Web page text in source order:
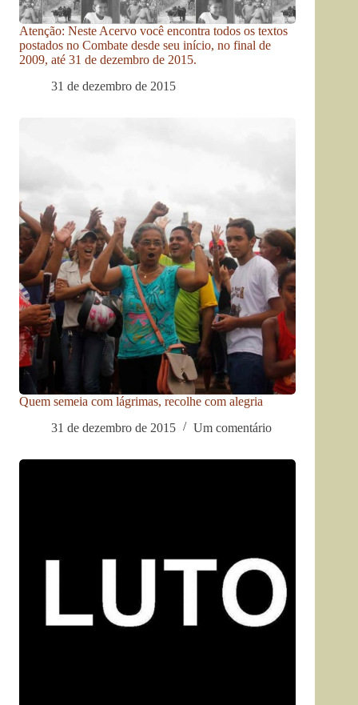
Atenção: Neste Acervo você encontra todos os textos
postados no Combate desde seu início, no final de
2009, até 31 de dezembro de 2015.
31 de dezembro de 2015
Quem semeia com lágrimas, recolhe com alegria
31 de dezembro de 2015
Um comentário